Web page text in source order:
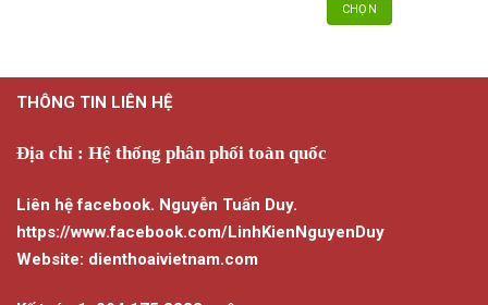
CHỌN
này
chọn
THÔNG TIN LIÊN HỆ
Địa chỉ : Hệ thống phân phối toàn quốc
Liên hệ facebook. Nguyễn Tuấn Duy.
https://www.facebook.com/LinhKienNguyenDuy
Website: dienthoaivietnam.com